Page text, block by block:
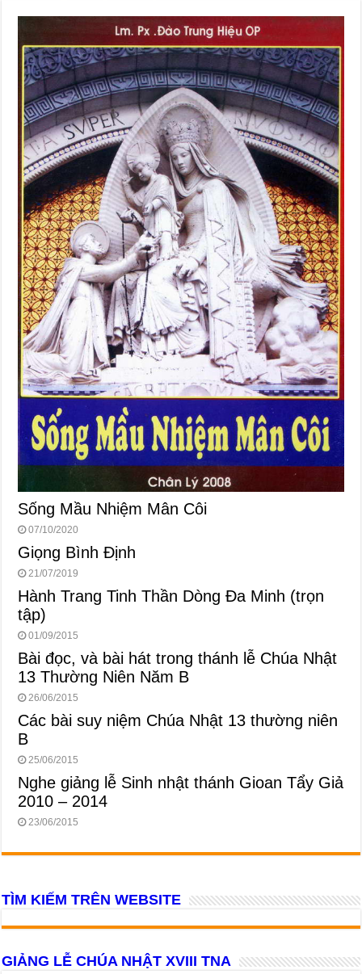
Sống Mầu Nhiệm Mân Côi
07/10/2020
Giọng Bình Định
21/07/2019
Hành Trang Tinh Thần Dòng Đa Minh (trọn
tập)
01/09/2015
Bài đọc, và bài hát trong thánh lễ Chúa Nhật
13 Thường Niên Năm B
26/06/2015
Các bài suy niệm Chúa Nhật 13 thường niên
B
25/06/2015
Nghe giảng lễ Sinh nhật thánh Gioan Tẩy Giả
2010 – 2014
23/06/2015
TÌM KIẾM TRÊN WEBSITE
GIẢNG LỄ CHÚA NHẬT XVIII TNA